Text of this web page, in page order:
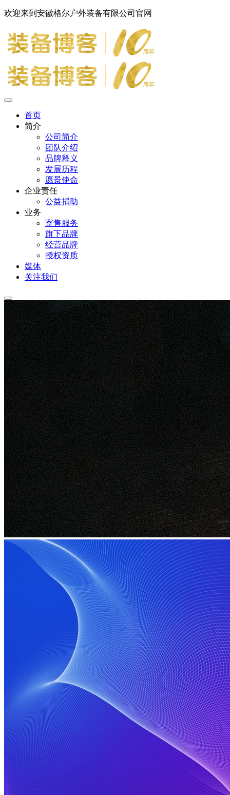
欢迎来到安徽格尔户外装备有限公司官网
首页
简介
公司简介
团队介绍
品牌释义
发展历程
愿景使命
企业责任
公益捐助
业务
寄售服务
旗下品牌
经营品牌
授权资质
媒体
关注我们